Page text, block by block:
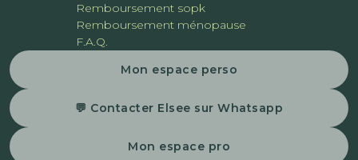
Remboursement sopk
Remboursement ménopause
F.A.Q.
Mon espace perso
💬 Contacter Elsee sur Whatsapp
Mon espace pro